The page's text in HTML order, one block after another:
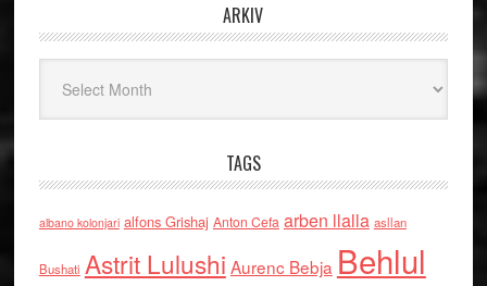
ARKIV
TAGS
albano kolonjari alfons Grishaj Anton Cefa arben llalla asllan
Bushati Astrit Lulushi Aurenc Bebja Behlul